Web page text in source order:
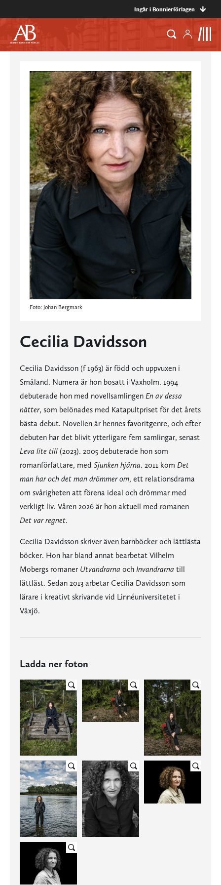
Ingår i Bonnierförlagen
Foto: Johan Bergmark
Cecilia Davidsson
Cecilia Davidsson (f 1963) är född och uppvuxen i
Småland. Numera är hon bosatt i Vaxholm. 1994
debuterade hon med novellsamlingen En av dessa
nätter, som belönades med Katapultpriset för det årets
bästa debut. Novellen är hennes favoritgenre, och efter
debuten har det blivit ytterligare fem samlingar, senast
Leva lite till (2023). 2005 debuterade hon som
romanförfattare, med Sjunken hjärna. 2011 kom Det
man har och det man drömmer om, ett relationsdrama
om svårigheten att förena ideal och drömmar med
verkligt liv. Våren 2026 är hon aktuell med romanen
Det var regnet.
Cecilia Davidsson skriver även barnböcker och lättlästa
böcker. Hon har bland annat bearbetat Vilhelm
Mobergs romaner Utvandrarna och Invandrarna till
lättläst. Sedan 2013 arbetar Cecilia Davidsson som
lärare i kreativt skrivande vid Linnéuniversitetet i
Växjö.
Ladda ner foton